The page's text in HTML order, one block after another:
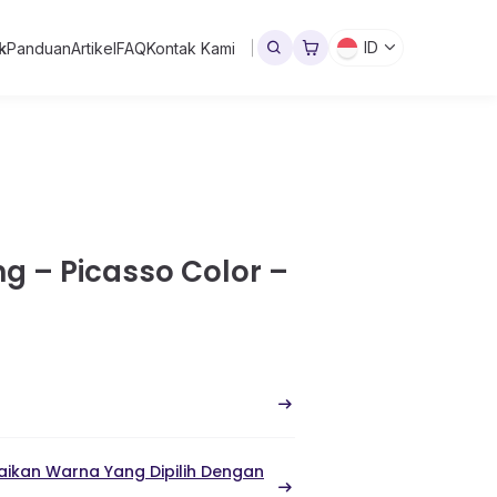
PanduanArtikelFAQKontak Kami ID
– Picasso Color –
Warna Yang Dipilih Dengan